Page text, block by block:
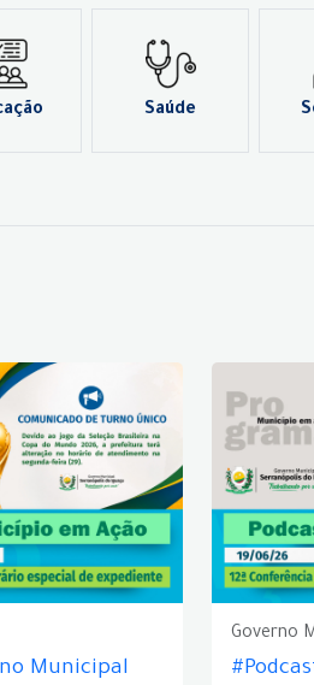
Saúde
Municipal
Governo